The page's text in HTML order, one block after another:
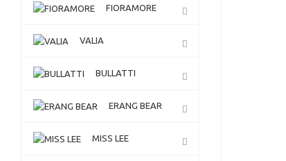
FIORAMORE
VALIA
BULLATTI
ERANG BEAR
MISS LEE